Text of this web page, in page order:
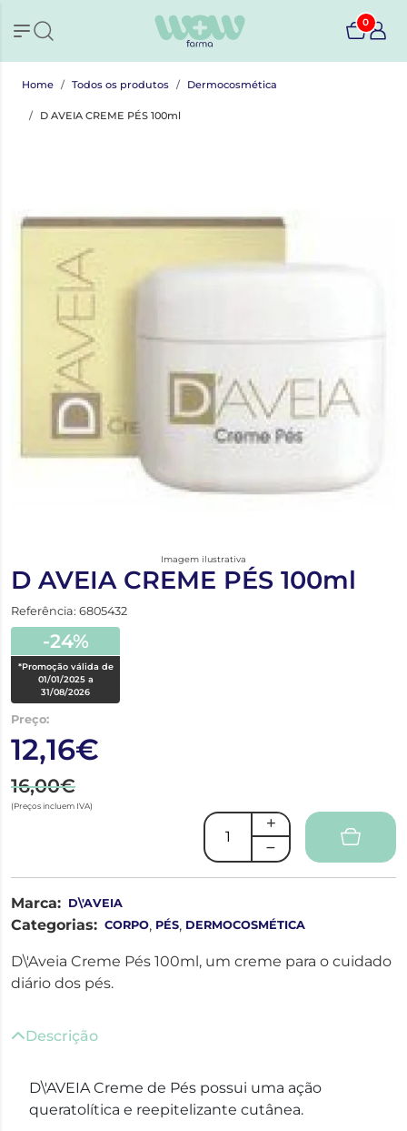
0
Home Todos os produtos Dermocosmética
D AVEIA CREME PÉS 100ml
Imagem ilustrativa
D AVEIA CREME PÉS 100ml
Referência: 6805432
-24%
*Promoção válida de
01/01/2025 a
31/08/2026
Preço:
12,16€
16,00€
(Preços incluem IVA)
Marca: D\'AVEIA
Categorias: CORPO, PÉS, DERMOCOSMÉTICA
D\'Aveia Creme Pés 100ml, um creme para o cuidado
diário dos pés.
Descrição
D\'AVEIA Creme de Pés possui uma ação
queratolítica e reepitelizante cutânea.